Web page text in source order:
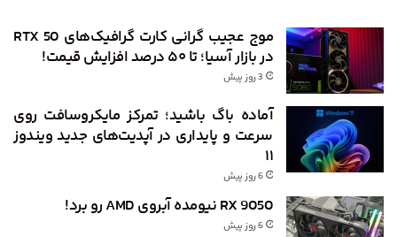
موج عجیب گرانی کارت گرافیک‌های RTX 50
در بازار آسیا؛ تا ۵۰ درصد افزایش قیمت!
3 روز پیش
آماده باگ باشید؛ تمرکز مایکروسافت روی
سرعت و پایداری در آپدیت‌های جدید ویندوز
۱۱
6 روز پیش
RX 9050 نیومده آبروی AMD رو برد!
6 روز پیش